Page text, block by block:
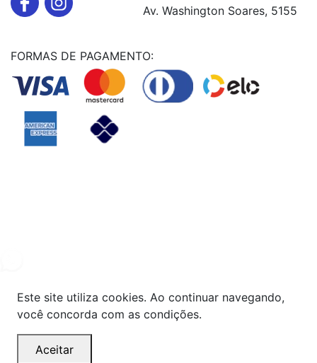
Av. Washington Soares, 5155
FORMAS DE PAGAMENTO:
Este site utiliza cookies. Ao continuar navegando,
você concorda com as condições.
Aceitar